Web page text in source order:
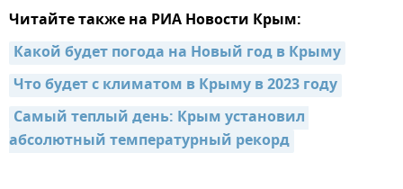
Читайте также на РИА Новости Крым:
Какой будет погода на Новый год в Крыму
Что будет с климатом в Крыму в 2023 году
Самый теплый день: Крым установил
абсолютный температурный рекорд